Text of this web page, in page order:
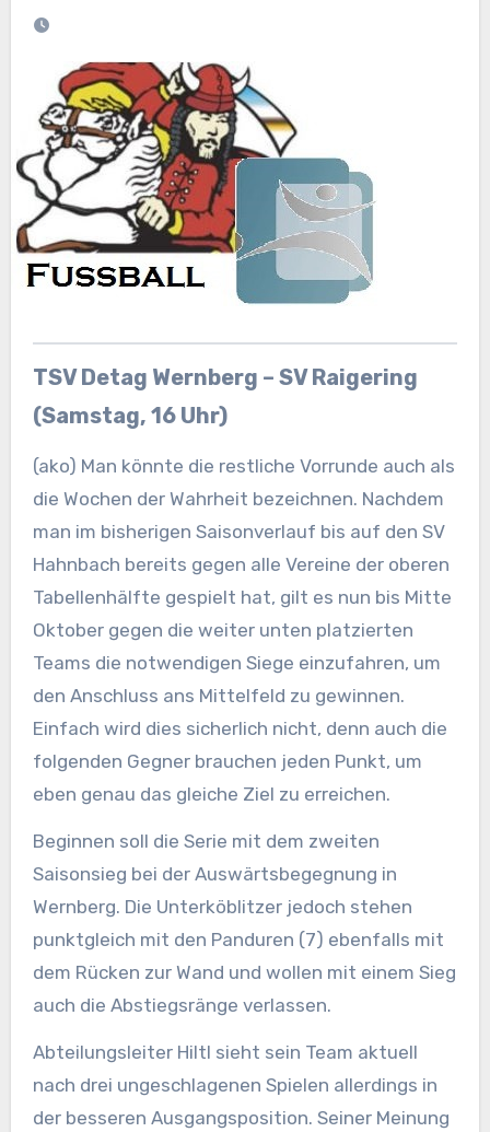
TSV Detag Wernberg – SV Raigering
(Samstag, 16 Uhr)
(ako) Man könnte die restliche Vorrunde auch als
die Wochen der Wahrheit bezeichnen. Nachdem
man im bisherigen Saisonverlauf bis auf den SV
Hahnbach bereits gegen alle Vereine der oberen
Tabellenhälfte gespielt hat, gilt es nun bis Mitte
Oktober gegen die weiter unten platzierten
Teams die notwendigen Siege einzufahren, um
den Anschluss ans Mittelfeld zu gewinnen.
Einfach wird dies sicherlich nicht, denn auch die
folgenden Gegner brauchen jeden Punkt, um
eben genau das gleiche Ziel zu erreichen.
Beginnen soll die Serie mit dem zweiten
Saisonsieg bei der Auswärtsbegegnung in
Wernberg. Die Unterköblitzer jedoch stehen
punktgleich mit den Panduren (7) ebenfalls mit
dem Rücken zur Wand und wollen mit einem Sieg
auch die Abstiegsränge verlassen.
Abteilungsleiter Hiltl sieht sein Team aktuell
nach drei ungeschlagenen Spielen allerdings in
der besseren Ausgangsposition. Seiner Meinung